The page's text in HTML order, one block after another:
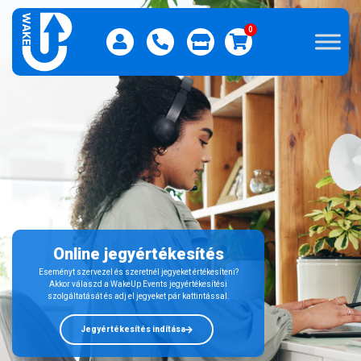
0
Online jegyértékesítés
Eseményt szervezel és szeretnél jegyeket értékesíteni?
Akkor válaszd a WakeUp Events jegyértékesítési
szolgáltatását és adj el jegyeket pár kattintással.
Jegyértékesítés indítása